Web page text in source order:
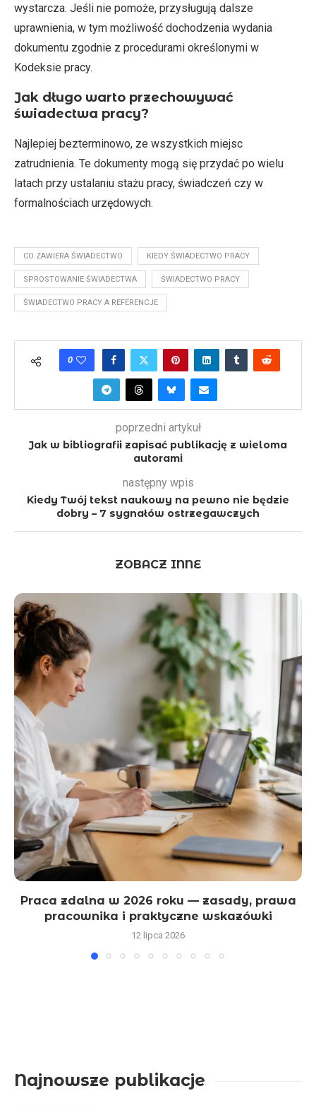
wystarcza. Jeśli nie pomoże, przysługują dalsze
uprawnienia, w tym możliwość dochodzenia wydania
dokumentu zgodnie z procedurami określonymi w
Kodeksie pracy.
Jak długo warto przechowywać
świadectwa pracy?
Najlepiej bezterminowo, ze wszystkich miejsc
zatrudnienia. Te dokumenty mogą się przydać po wielu
latach przy ustalaniu stażu pracy, świadczeń czy w
formalnościach urzędowych.
CO ZAWIERA ŚWIADECTWO KIEDY ŚWIADECTWO PRACY
SPROSTOWANIE ŚWIADECTWA ŚWIADECTWO PRACY
ŚWIADECTWO PRACY A REFERENCJE
0
poprzedni artykuł
Jak w bibliografii zapisać publikację z wieloma
autorami
następny wpis
Kiedy Twój tekst naukowy na pewno nie będzie
dobry – 7 sygnałów ostrzegawczych
ZOBACZ INNE
Praca zdalna w 2026 roku — zasady, prawa
pracownika i praktyczne wskazówki
12 lipca 2026
Najnowsze publikacje